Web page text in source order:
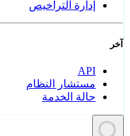
إدارة التراخيص
آخر
API
مستشار النظام
حالة الخدمة